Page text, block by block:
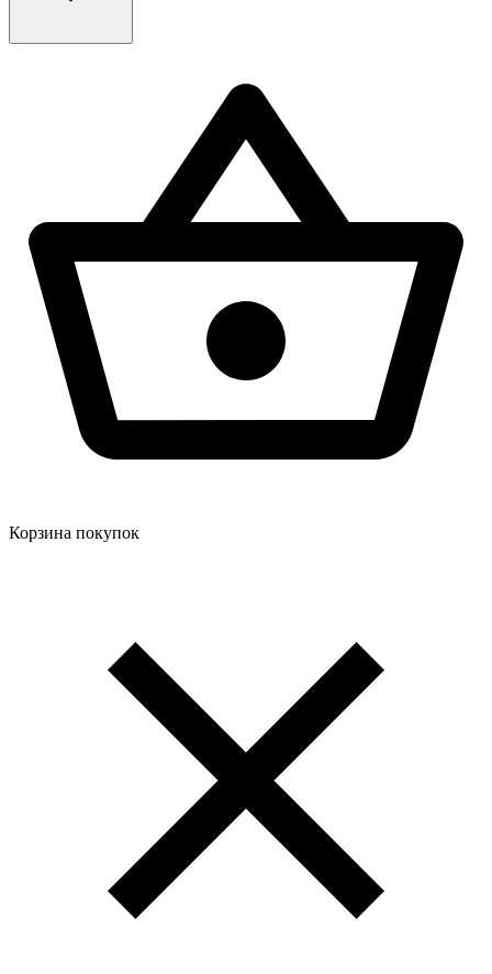
Корзина покупок